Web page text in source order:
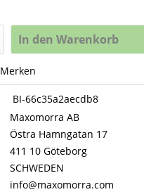
In den Warenkorb
Merken
BI-66c35a2aecdb8
Maxomorra AB
Östra Hamngatan 17
411 10 Göteborg
SCHWEDEN
info@maxomorra.com